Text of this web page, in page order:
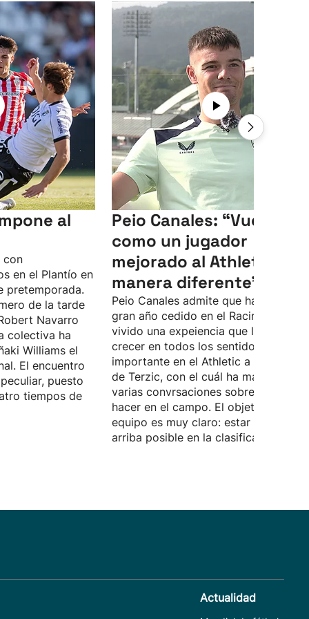
al
con
en el Plantío en
pretemporada.
de la tarde
Navarro
colectiva ha
Williams el
El encuentro
puesto
tiempos de
Peio Canales: “Vuelvo
como un jugador
mejorado al Athletic, de
manera diferente”
Peio Canales admite que ha pasado
gran año cedido en el Racing, donde
vivido una expeiencia que le ha
crecer en todos los sentidos. Quiere
importante en el Athletic a las
de Terzic, con el cuál ha mantenido
varias convrsaciones sobre lo que
hacer en el campo. El objetivo del
equipo es muy claro: estar lo más
arriba posible en la clasificación.
Actualidad